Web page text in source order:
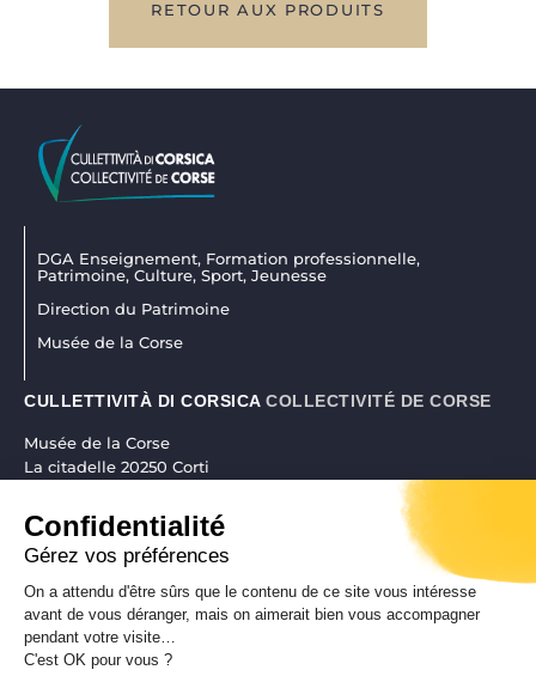
Confidentialité
Gérez vos préférences
On a attendu d'être sûrs que le contenu de ce site vous intéresse
avant de vous déranger, mais on aimerait bien vous accompagner
pendant votre visite…
C'est OK pour vous ?
RETOUR AUX PRODUITS
DGA Enseignement, Formation professionnelle,
Patrimoine, Culture, Sport, Jeunesse
Direction du Patrimoine
Musée de la Corse
CULLETTIVITÀ DI CORSICA COLLECTIVITÉ DE CORSE
Musée de la Corse
La citadelle 20250 Corti
museudiacorsica@isula.corsica
RÉALISATION CORSICAWEB |MENTIONS LÉGALES|POLITIQUE DE
CONFIDENTIALITÉ